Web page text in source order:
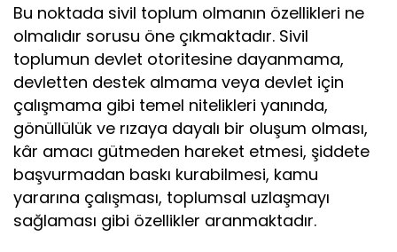
Bu noktada sivil toplum olmanın özellikleri ne
olmalıdır sorusu öne çıkmaktadır. Sivil
toplumun devlet otoritesine dayanmama,
devletten destek almama veya devlet için
çalışmama gibi temel nitelikleri yanında,
gönüllülük ve rızaya dayalı bir oluşum olması,
kâr amacı gütmeden hareket etmesi, şiddete
başvurmadan baskı kurabilmesi, kamu
yararına çalışması, toplumsal uzlaşmayı
sağlaması gibi özellikler aranmaktadır.